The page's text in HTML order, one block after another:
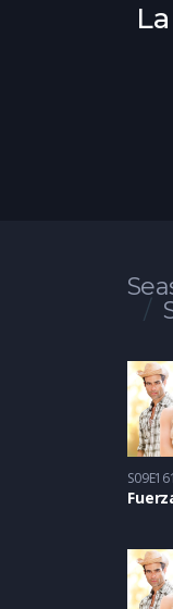
S09E161